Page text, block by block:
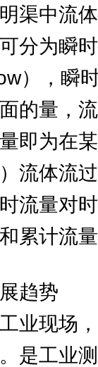
渠中流
分为瞬
），瞬
的量，
即为在
流体流
流量对
累计流
趋势
业现场
是工业